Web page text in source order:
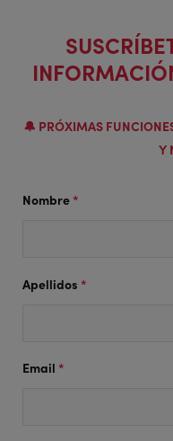
🔔 PRÓXIMAS
Y
Nombre *
Apellidos *
Email *